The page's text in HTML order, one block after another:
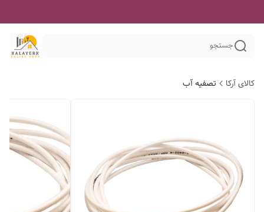
جستجو
کالای آرکا تصفیه آب